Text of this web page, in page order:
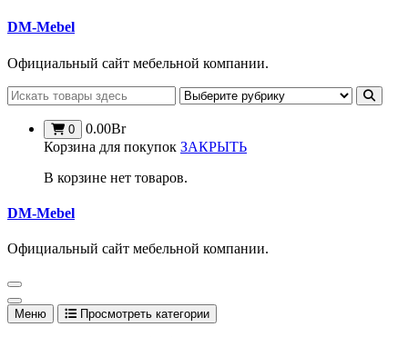
Перейти
содержимому
DM-Mebel
Официальный сайт мебельной компании.
0 0.00Br
Корзина для покупок ЗАКРЫТЬ
В корзине нет товаров.
DM-Mebel
Официальный сайт мебельной компании.
Меню Просмотреть категории